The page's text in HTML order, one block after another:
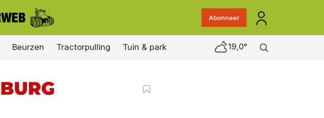
Abonneer
Beurzen Tractorpulling Tuin & park 19,0°